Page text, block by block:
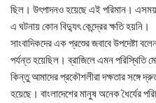
ছিল। উৎপাদনও হয়েছে এই পরিমান।
এ ঘটনায় কোন বিদ্যুৎ কেন্দ্রের ক্ষতি হয়নি।
সাংবাদিকদের এক প্রশেুর জবাবে উপদেষ্টা
পর্যন্ত হয়েছিল। ব্রাজিলে এমন পরিস্থিতি
কিন্তু আমাদের প্রকৌশলীরা দক্ষতার সঙ্গে
হয়েছে। বাংলাদেশের মানুষ অনেক ধৈর্যের